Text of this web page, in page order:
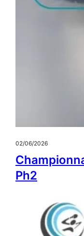
02/06/2026
Ph2